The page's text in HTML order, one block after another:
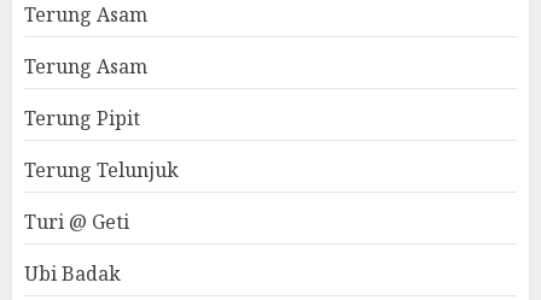
Terung Asam
Terung Asam
Terung Pipit
Terung Telunjuk
Turi @ Geti
Ubi Badak